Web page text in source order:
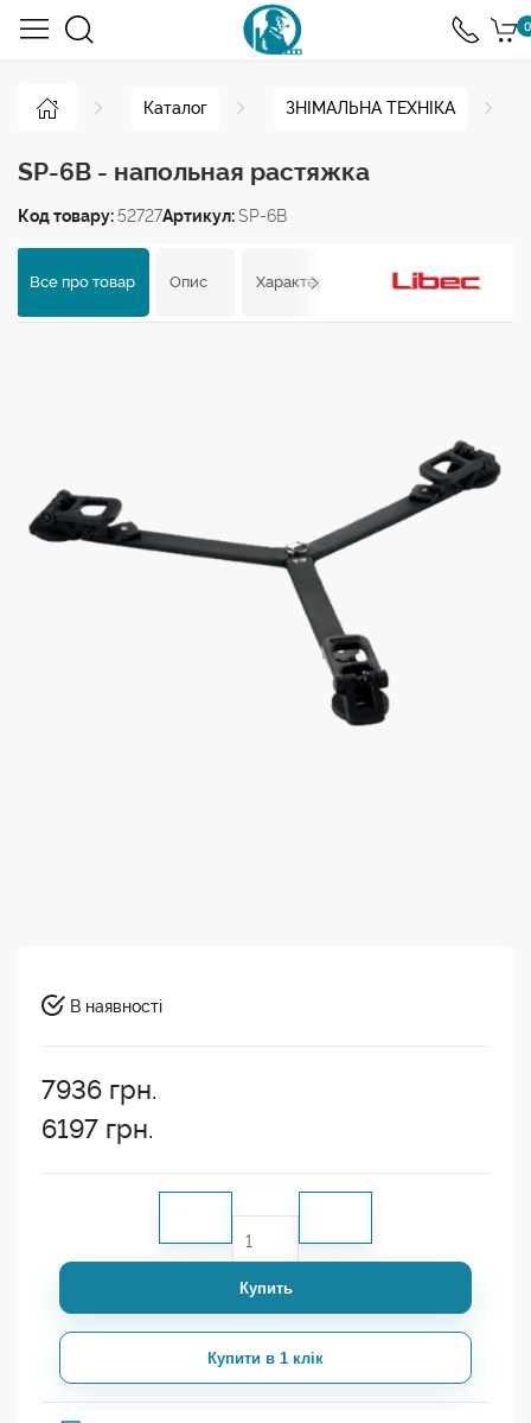
0
Каталог ЗНІМАЛЬНА ТЕХНІКА
SP-6B - напольная растяжка
Код товару: 52727Артикул:SP-6B
Все про товар Опис Характеристики Відгуки
В наявності
7936 грн.
6197 грн.
Купить
Купити в 1 клік